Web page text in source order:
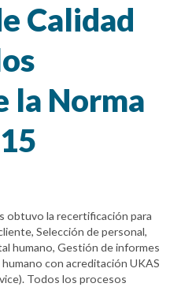
Calidad
la Norma
obtuvo la recertificación para
Selección de personal,
humano, Gestión de informes
con acreditación UKAS
Todos los procesos